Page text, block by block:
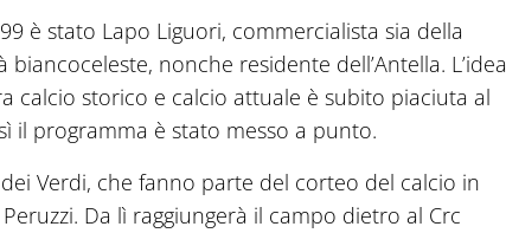
è stato Lapo Liguori, commercialista sia della
nonche residente dell’Antella. L’idea
calcio storico e calcio attuale è subito piaciuta al
il programma è stato messo a punto.
Verdi, che fanno parte del corteo del calcio in
Da lì raggiungerà il campo dietro al Crc